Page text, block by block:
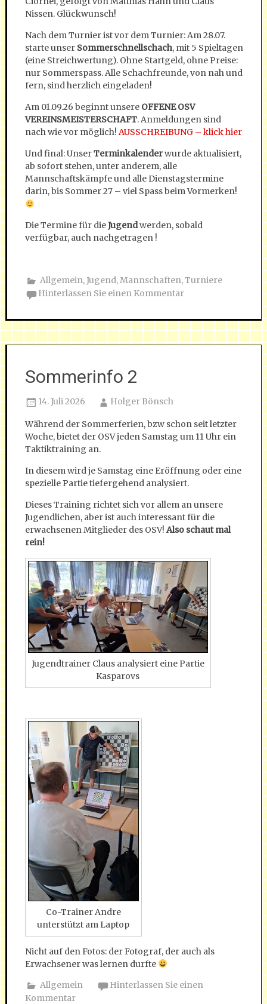
Nissen. Glückwunsch!
Nach dem Turnier ist vor dem Turnier: Am 28.07.
starte unser Sommerschnellschach, mit 5 Spieltagen
(eine Streichwertung). Ohne Startgeld, ohne Preise:
nur Sommerspass. Alle Schachfreunde, von nah und
fern, sind herzlich eingeladen!
Am 01.09.26 beginnt unsere OFFENE OSV
VEREINSMEISTERSCHAFT. Anmeldungen sind
nach wie vor möglich! AUSSCHREIBUNG – klick hier
Und final: UnserTerminkalenderwurde aktualisiert,
ab sofort stehen, unter anderem, alle
Mannschaftskämpfe und alle Dienstagstermine
darin, bis Sommer 27 – viel Spass beim Vormerken!
Die Termine für dieJugendwerden, sobald
verfügbar, auch nachgetragen !
Allgemein,Jugend,Mannschaften,Turniere
Hinterlassen Sie einen Kommentar
Sommerinfo 2
14. Juli 2026 Holger Bönsch
Während der Sommerferien, bzw schon seit letzter
Woche, bietet der OSV jeden Samstag um 11 Uhr ein
Taktiktraining an.
In diesem wird je Samstag eine Eröffnung oder eine
spezielle Partie tiefergehend analysiert.
Dieses Training richtet sich vor allem an unsere
Jugendlichen, aber ist auch interessant für die
erwachsenen Mitglieder des OSV! Also schaut mal
rein!
Jugendtrainer Claus analysiert eine Partie
Kasparovs
Co-Trainer Andre
unterstützt am Laptop
Nicht auf den Fotos: der Fotograf, der auch als
Erwachsener was lernen durfte
Allgemein
Hinterlassen Sie einen
Kommentar